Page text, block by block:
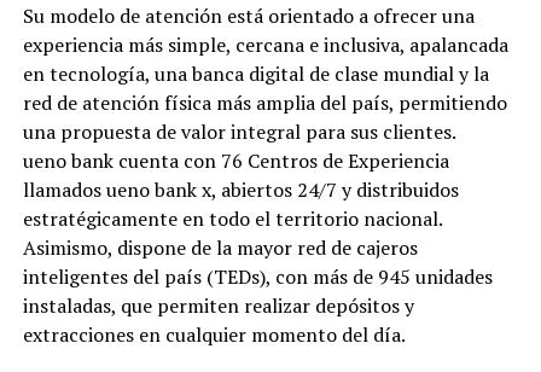
Su modelo de atención está orientado a ofrecer una
experiencia más simple, cercana e inclusiva, apalancada
en tecnología, una banca digital de clase mundial y la
red de atención física más amplia del país, permitiendo
una propuesta de valor integral para sus clientes.
ueno bank cuenta con 76 Centros de Experiencia
llamados ueno bank x, abiertos 24/7 y distribuidos
estratégicamente en todo el territorio nacional.
Asimismo, dispone de la mayor red de cajeros
inteligentes del país (TEDs), con más de 945 unidades
instaladas, que permiten realizar depósitos y
extracciones en cualquier momento del día.